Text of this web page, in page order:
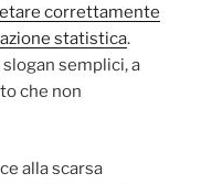
correttamente
statistica.
semplici, a
che non
alla scarsa